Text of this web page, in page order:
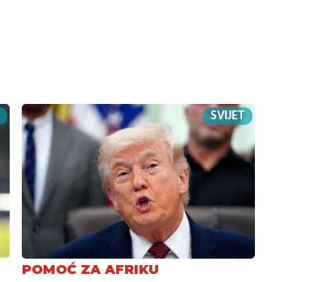
SVIJET
POMOĆ ZA AFRIKU